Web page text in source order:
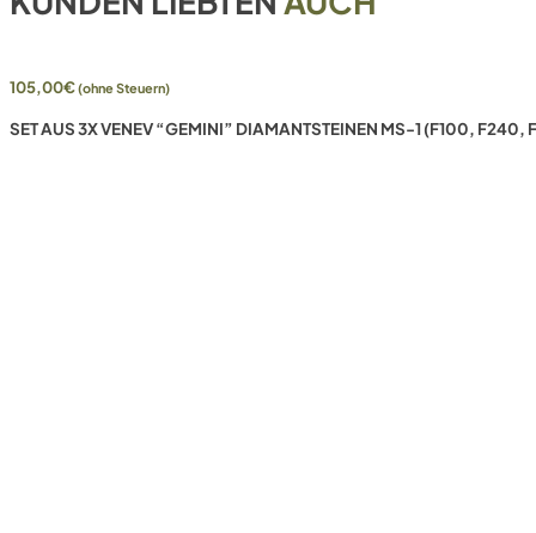
105,00€(ohne Steuern)
SET AUS 3X VENEV “GEMINI” DIAMANTSTEINEN MS-1 (F100,